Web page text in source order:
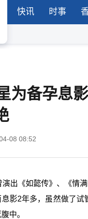
快讯 时事
为备孕息
08 08:52
出《如懿传》、《情
影2年多，虽然做了
中。